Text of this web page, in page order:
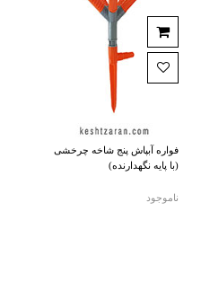
فواره آبپاش پنج شاخه چرخشی
(با پایه نگهدارنده)
ناموجود